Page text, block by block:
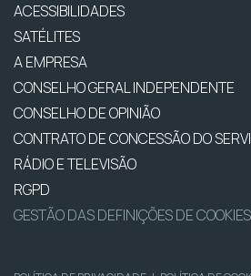
ACESSIBILIDADES
SATÉLITES
A EMPRESA
CONSELHO GERAL INDEPENDENTE
CONSELHO DE OPINIÃO
CONTRATO DE CONCESSÃO DO
RÁDIO E TELEVISÃO
RGPD
GESTÃO DAS DEFINIÇÕES DE COOKIES